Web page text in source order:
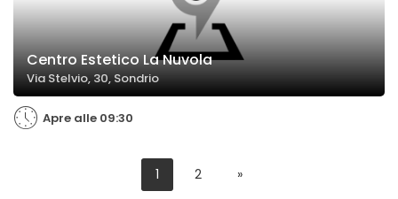
Centro Estetico La Nuvola
Via Stelvio, 30, Sondrio
Apre alle 09:30
1 2 »